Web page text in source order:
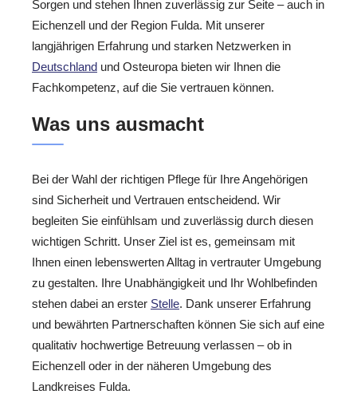
Sorgen und stehen Ihnen zuverlässig zur Seite – auch in
Eichenzell und der Region Fulda. Mit unserer
langjährigen Erfahrung und starken Netzwerken in
Deutschland und Osteuropa bieten wir Ihnen die
Fachkompetenz, auf die Sie vertrauen können.
Was uns ausmacht
Bei der Wahl der richtigen Pflege für Ihre Angehörigen
sind Sicherheit und Vertrauen entscheidend. Wir
begleiten Sie einfühlsam und zuverlässig durch diesen
wichtigen Schritt. Unser Ziel ist es, gemeinsam mit
Ihnen einen lebenswerten Alltag in vertrauter Umgebung
zu gestalten. Ihre Unabhängigkeit und Ihr Wohlbefinden
stehen dabei an erster Stelle. Dank unserer Erfahrung
und bewährten Partnerschaften können Sie sich auf eine
qualitativ hochwertige Betreuung verlassen – ob in
Eichenzell oder in der näheren Umgebung des
Landkreises Fulda.